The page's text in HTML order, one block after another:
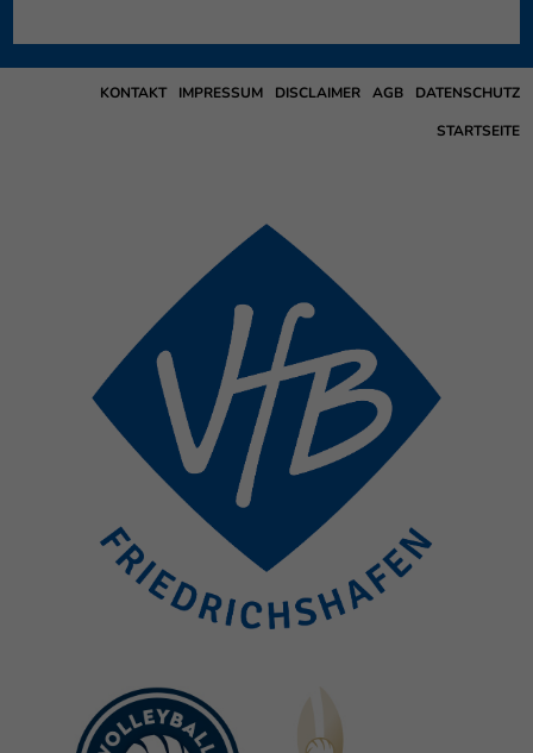
DATENSCHUTZ
AGB
DISCLAIMER
IMPRESSUM
KONTAKT
STARTSEITE